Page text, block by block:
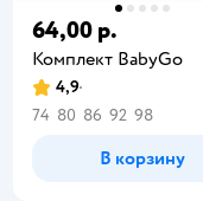
64,00 р.
Комплект BabyGо
4,9
74 80 86 92 98
В корзину